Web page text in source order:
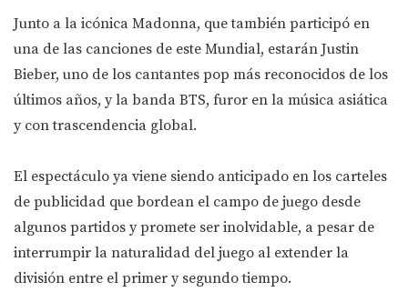
Junto a la icónica Madonna, que también participó en
una de las canciones de este Mundial, estarán Justin
Bieber, uno de los cantantes pop más reconocidos de los
últimos años, y la banda BTS, furor en la música asiática
y con trascendencia global.
El espectáculo ya viene siendo anticipado en los carteles
de publicidad que bordean el campo de juego desde
algunos partidos y promete ser inolvidable, a pesar de
interrumpir la naturalidad del juego al extender la
división entre el primer y segundo tiempo.